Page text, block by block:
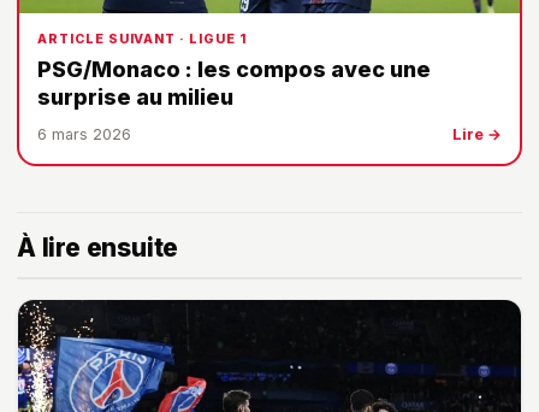
ARTICLE SUIVANT · LIGUE 1
PSG/Monaco : les compos avec une
surprise au milieu
6 mars 2026 Lire →
À lire ensuite